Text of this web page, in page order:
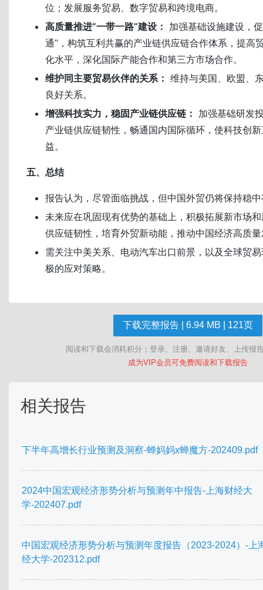
位；发展服务贸易、数字贸易和跨境电商。
高质量推进“一带一路”建设： 加强基础设施建设，
通”，构筑互利共赢的产业链供应链合作体系，提高
化水平，深化国际产能合作和第三方市场合作。
维护同主要贸易伙伴的关系： 维持与美国、欧盟、
良好关系。
增强科技实力，稳固产业链供应链： 加强基础研发
产业链供应链韧性，畅通国内国际循环，使科技创
益。
五、总结
报告认为，尽管面临挑战，但中国外贸仍将保持稳
未来应在巩固现有优势的基础上，积极拓展新市场
供应链韧性，培育外贸新动能，推动中国经济高质
需关注中美关系、电动汽车出口前景，以及全球贸
极的应对策略。
下载完整报告 | 6.94 MB | 121页
阅读和下载会消耗积分；登录、注册、邀请好友、上传报
成为VIP会员可免费阅读和下载报告
相关报告
下半年高增长行业预测及洞察-蝉妈妈x蝉魔方-202409.pdf
2024中国宏观经济形势分析与预测年中报告-上海财经大
学-202407.pdf
中国宏观经济形势分析与预测年度报告（2023-2024）-上
经大学-202312.pdf